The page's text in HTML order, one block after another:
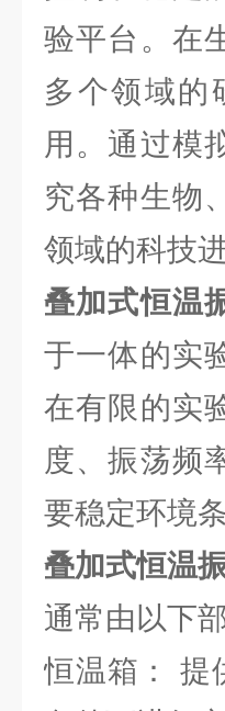
验平台。在
多个领域的
用。通过模
究各种生物
领域的科技
叠加式恒温
于一体的实
在有限的实
度、振荡频
要稳定环境
叠加式恒温
通常由以下
恒温箱： 提